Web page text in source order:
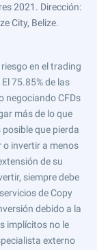
2021. Dirección:
City, Belize.
en el trading
75.85% de las
negociando CFDs
más de lo que
que pierda
o invertir a menos
de su
siempre debe
de Copy
debido a la
implícitos no le
externo